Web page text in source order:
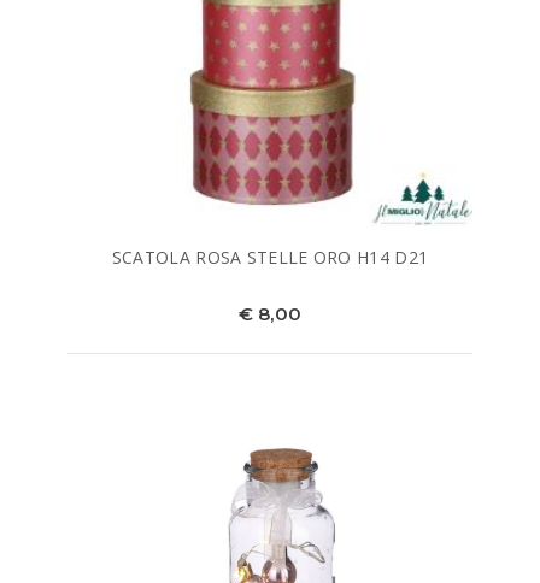
SCATOLA ROSA STELLE ORO H14 D21
€ 8,00